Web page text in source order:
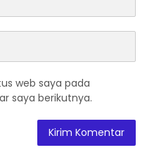
web saya pada
saya berikutnya.